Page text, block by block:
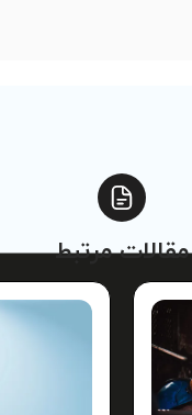
مقالات مرتبط